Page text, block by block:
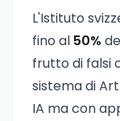
L'Istituto
fino al 50%
frutto di falsi
sistema di
IA ma con